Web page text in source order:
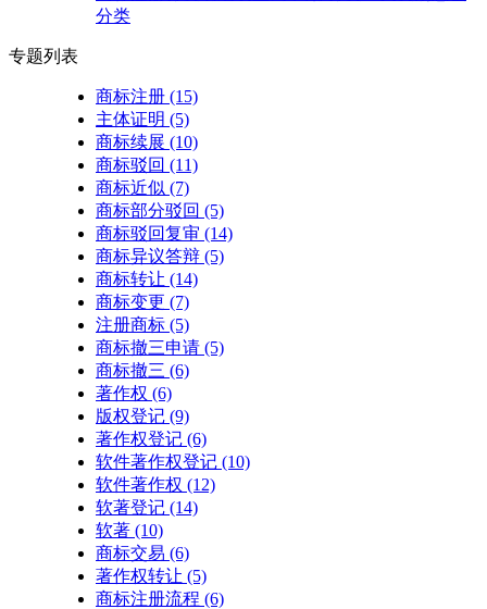
分类
专题列表
商标注册 (15)
主体证明 (5)
商标续展 (10)
商标驳回 (11)
商标近似 (7)
商标部分驳回 (5)
商标驳回复审 (14)
商标异议答辩 (5)
商标转让 (14)
商标变更 (7)
注册商标 (5)
商标撤三申请 (5)
商标撤三 (6)
著作权 (6)
版权登记 (9)
著作权登记 (6)
软件著作权登记 (10)
软件著作权 (12)
软著登记 (14)
软著 (10)
商标交易 (6)
著作权转让 (5)
商标注册流程 (6)